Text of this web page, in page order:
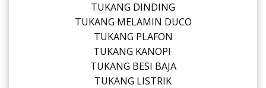
TUKANG DINDING
TUKANG MELAMIN DUCO
TUKANG PLAFON
TUKANG KANOPI
TUKANG BESI BAJA
TUKANG LISTRIK